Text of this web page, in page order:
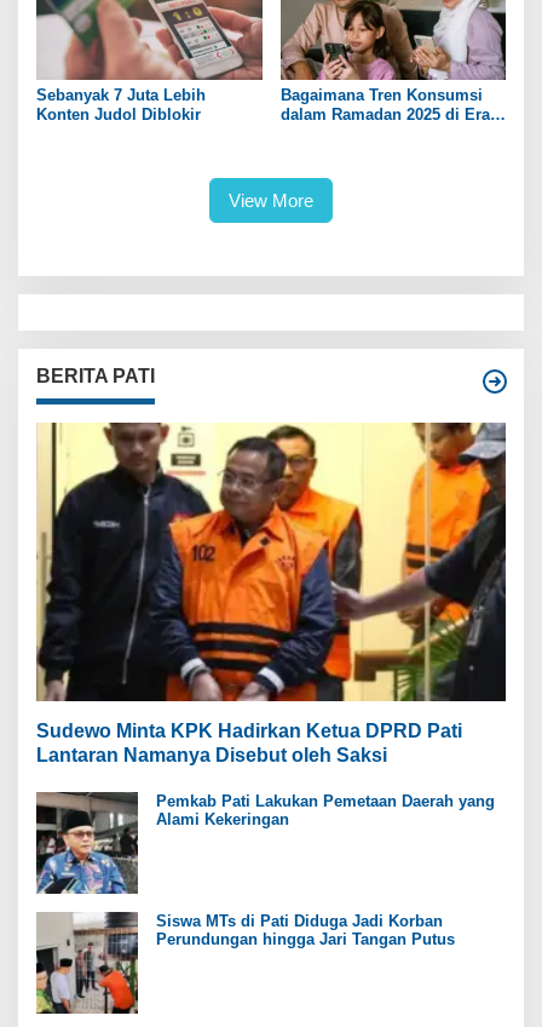
Sebanyak 7 Juta Lebih
Konten Judol Diblokir
Bagaimana Tren Konsumsi
dalam Ramadan 2025 di Era
View More
BERITA PATI
Sudewo Minta KPK Hadirkan Ketua DPRD Pati
Lantaran Namanya Disebut oleh Saksi
Pemkab Pati Lakukan Pemetaan Daerah yang
Alami Kekeringan
Siswa MTs di Pati Diduga Jadi Korban
Perundungan hingga Jari Tangan Putus